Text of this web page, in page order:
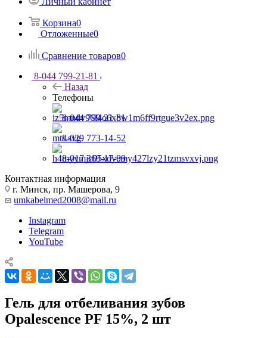
Корзина0
Отложенные0
Сравнение товаров0
8-044 799-21-81
Назад
Телефоны
8-044 799-21-81
8-029 773-14-52
8-017 369-17-99
Контактная информация
г. Минск, пр. Машерова, 9
umkabelmed2008@mail.ru
Instagram
Telegram
YouTube
Гель для отбеливания зубов
Opalescence PF 15%, 2 шт